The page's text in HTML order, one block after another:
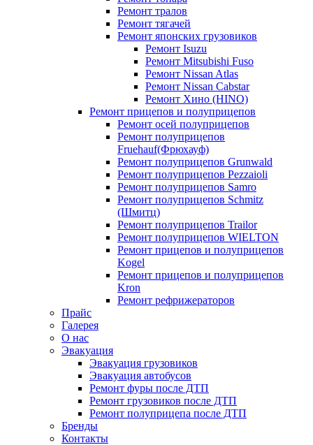
Ремонт тралов
Ремонт тягачей
Ремонт японских грузовиков
Ремонт Isuzu
Ремонт Mitsubishi Fuso
Ремонт Nissan Atlas
Ремонт Nissan Cabstar
Ремонт Хино (HINO)
Ремонт прицепов и полуприцепов
Ремонт осей полуприцепов
Ремонт полуприцепов
Fruehauf(Фрюхауф)
Ремонт полуприцепов Grunwald
Ремонт полуприцепов Pezzaioli
Ремонт полуприцепов Samro
Ремонт полуприцепов Schmitz
(Шмитц)
Ремонт полуприцепов Trailor
Ремонт полуприцепов WIELTON
Ремонт прицепов и полуприцепов
Kogel
Ремонт прицепов и полуприцепов
Kron
Ремонт рефрижераторов
Прайс
Галерея
О нас
Эвакуация
Эвакуация грузовиков
Эвакуация автобусов
Ремонт фуры после ДТП
Ремонт грузовиков после ДТП
Ремонт полуприцепа после ДТП
Бренды
Контакты